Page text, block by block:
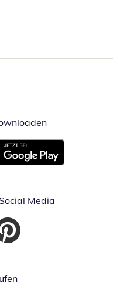
Öffnet in
in neuem Fenster
Media
Fenster
neuem Fenster
in neuem Fenster